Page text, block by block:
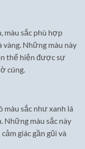
sắc phù hợp
vàng. Những màu này
thể hiện được sự
cúng.
sắc như xanh lá
Những màu sắc này
giác gần gũi và